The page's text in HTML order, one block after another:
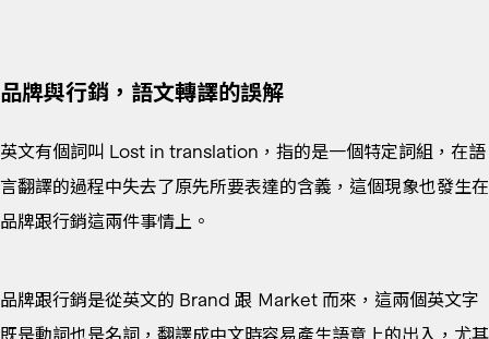
品牌與行銷，語文轉譯的誤解
英文有個詞叫 Lost in translation，指的是一個特定詞組，在語
言翻譯的過程中失去了原先所要表達的含義，這個現象也發生在
品牌跟行銷這兩件事情上。
品牌跟行銷是從英文的 Brand 跟 Ｍarket 而來，這兩個英文字
既是動詞也是名詞，翻譯成中文時容易產生語意上的出入，尤其